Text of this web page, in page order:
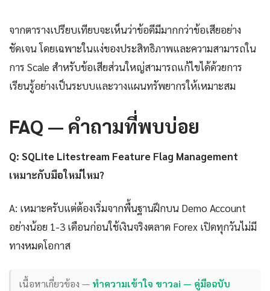
จากตารางเปรียบเทียบจะเห็นว่าข้อดีมีมากกว่าข้อเสียอย่าง
ชัดเจน โดยเฉพาะในแง่ของประสิทธิภาพและความสามารถใน
การ Scale สำหรับข้อเสียส่วนใหญ่สามารถแก้ไขได้ด้วยการ
เรียนรู้อย่างเป็นระบบและวางแผนทรัพยากรให้เหมาะสม
FAQ — คำถามที่พบบ่อย
Q: SQLite Litestream Feature Flag Management
เหมาะกับมือใหม่ไหม?
A: เหมาะครับแต่ต้องเริ่มจากพื้นฐานฝึกบน Demo Account
อย่างน้อย 1-3 เดือนก่อนใช้เงินจริงตลาด Forex เปิดทุกวันไม่มี
ทางหมดโอกาส
เนื้อหาเกี่ยวข้อง — ทำความเข้าใจ ขาวai — คู่มือฉบับ